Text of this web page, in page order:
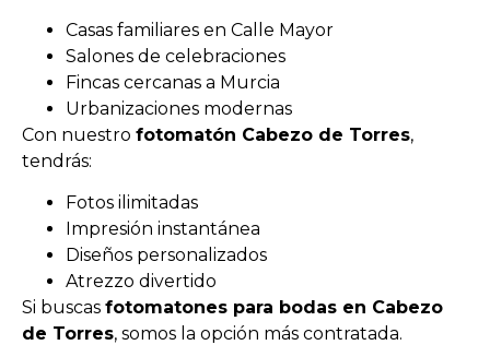
Casas familiares en Calle Mayor
Salones de celebraciones
Fincas cercanas a Murcia
Urbanizaciones modernas
Con nuestro fotomatón Cabezo de Torres,
tendrás:
Fotos ilimitadas
Impresión instantánea
Diseños personalizados
Atrezzo divertido
Si buscas fotomatones para bodas en Cabezo
de Torres, somos la opción más contratada.